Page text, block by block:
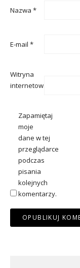
Nazwa *
E-mail *
Witryna
internetowa
Zapamiętaj
moje
dane w tej
przeglądarce
podczas
pisania
kolejnych
komentarzy.